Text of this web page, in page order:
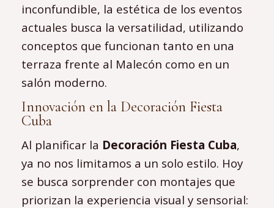
inconfundible, la estética de los eventos
actuales busca la versatilidad, utilizando
conceptos que funcionan tanto en una
terraza frente al Malecón como en un
salón moderno.
Innovación en la Decoración Fiesta
Cuba
Al planificar la Decoración Fiesta Cuba,
ya no nos limitamos a un solo estilo. Hoy
se busca sorprender con montajes que
priorizan la experiencia visual y sensorial: